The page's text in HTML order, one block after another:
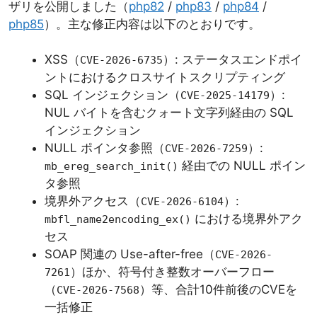
ザリを公開しました（php82 / php83 / php84 /
php85）。主な修正内容は以下のとおりです。
XSS（CVE-2026-6735）: ステータスエンドポイ
ントにおけるクロスサイトスクリプティング
SQL インジェクション（CVE-2025-14179）:
NUL バイトを含むクォート文字列経由の SQL
インジェクション
NULL ポインタ参照（CVE-2026-7259）:
mb_ereg_search_init() 経由での NULL ポイン
タ参照
境界外アクセス（CVE-2026-6104）:
mbfl_name2encoding_ex() における境界外アク
セス
SOAP 関連の Use-after-free（CVE-2026-
7261）ほか、符号付き整数オーバーフロー
（CVE-2026-7568）等、合計10件前後のCVEを
一括修正